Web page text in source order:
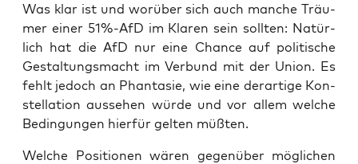
Was klar ist und wor­über sich auch man­che Träu­
mer einer 51%-AfD im Kla­ren sein soll­ten: Natür­
lich hat die AfD nur eine Chan­ce auf poli­ti­sche
Gestal­tungs­macht im Ver­bund mit der Uni­on. Es
fehlt jedoch an Phan­ta­sie, wie eine der­ar­ti­ge Kon­
stel­la­ti­on aus­se­hen wür­de und vor allem wel­che
Bedin­gun­gen hier­für gel­ten müßten.
Wel­che Posi­tio­nen wären gegen­über mög­li­chen